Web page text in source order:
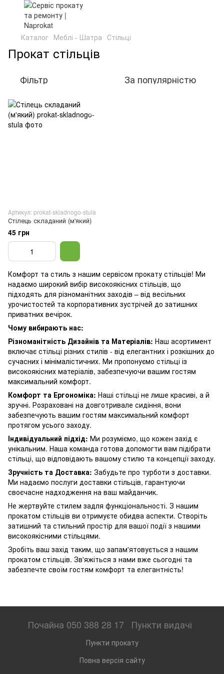
Каталог Меблі - Шатра Стільці
Прокат стільців
Фільтр За популярністю
Артикул: prokat-skladnogo-stula
Стілець складаний (м'який)
45 грн
Комфорт та стиль з нашим сервісом прокату стільців! Ми
надаємо широкий вибір високоякісних стільців, що
підходять для різноманітних заходів – від весільних
урочистостей та корпоративних зустрічей до затишних
приватних вечірок.
Чому вибирають нас:
Різноманітність Дизайнів та Матеріалів: Наш асортимент
включає стільці різних стилів - від елегантних і розкішних до
сучасних і мінімалістичних. Ми пропонуємо стільці із
високоякісних матеріалів, забезпечуючи вашим гостям
максимальний комфорт.
Комфорт та Ергономіка: Наші стільці не лише красиві, а й
зручні. Розраховані на довготривале сидіння, вони
забезпечують вашим гостям максимальний комфорт
протягом усього заходу.
Індивідуальний підхід: Ми розуміємо, що кожен захід є
унікальним. Наша команда готова допомогти вам підібрати
стільці, що відповідають вашому стилю та концепції заходу.
Зручність та Доставка: Забудьте про турботи з доставки.
Ми надаємо послуги доставки стільців, гарантуючи
своєчасне надходження на ваш майданчик.
Не жертвуйте стилем задля функціональності. З нашим
прокатом стільців ви отримуєте обидва аспекти. Створіть
затишний та стильний простір для вашої події з нашими
високоякісними стільцями.
Зробіть ваш захід таким, що запам'ятовується з нашим
прокатом стільців. Зв'яжіться з нами вже сьогодні та
забезпечте своїм гостям комфорт та елегантність!
Почайна 050 388 28 17 Пункти видачі
Пункти прокату
Повна версія сайту